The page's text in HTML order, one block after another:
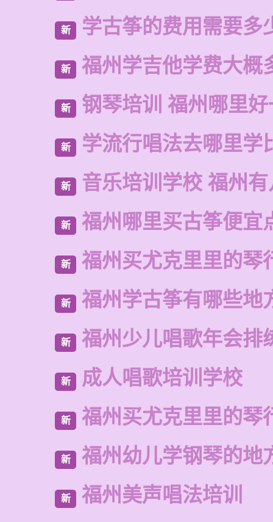
新 学古筝的费用需要多
新 福州学吉他学费大概
新 钢琴培训 福州哪里
新 学流行唱法去哪里学
新 音乐培训学校 福州
新 福州哪里买古筝便宜
新 福州买尤克里里的琴
新 福州学古筝有哪些地
新 福州少儿唱歌年会排
新 成人唱歌培训学校
新 福州买尤克里里的琴
新 福州幼儿学钢琴的地
新 福州美声唱法培训